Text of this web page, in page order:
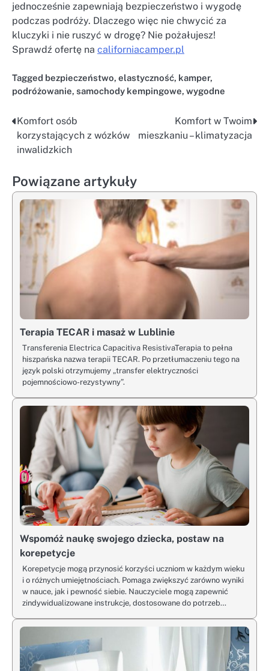
jednocześnie zapewniają bezpieczeństwo i wygodę
podczas podróży. Dlaczego więc nie chwycić za
kluczyki i nie ruszyć w drogę? Nie pożałujesz!
Sprawdź ofertę na californiacamper.pl
Tagged bezpieczeństwo, elastyczność, kamper,
podróżowanie, samochody kempingowe, wygodne
Nawigacja
wpisu
Komfort osób
korzystających z wózków
inwalidzkich
Komfort w Twoim
mieszkaniu – klimatyzacja
Powiązane artykuły
Terapia TECAR i masaż w Lublinie
Transferenia Electrica Capacitiva ResistivaTerapia to pełna
hiszpańska nazwa terapii TECAR. Po przetłumaczeniu tego na
język polski otrzymujemy „transfer elektryczności
pojemnościowo-rezystywny”.
Wspomóż naukę swojego dziecka, postaw na
korepetycje
Korepetycje mogą przynosić korzyści uczniom w każdym wieku
i o różnych umiejętnościach. Pomaga zwiększyć zarówno wyniki
w nauce, jak i pewność siebie. Nauczyciele mogą zapewnić
zindywidualizowane instrukcje, dostosowane do potrzeb…